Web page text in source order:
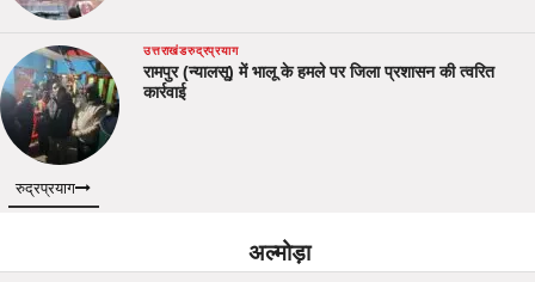
उत्तराखंडरुद्रप्रयाग
रामपुर (न्यालसू) में भालू के हमले पर जिला प्रशासन की त्वरित
कार्रवाई
रुद्रप्रयाग
अल्मोड़ा